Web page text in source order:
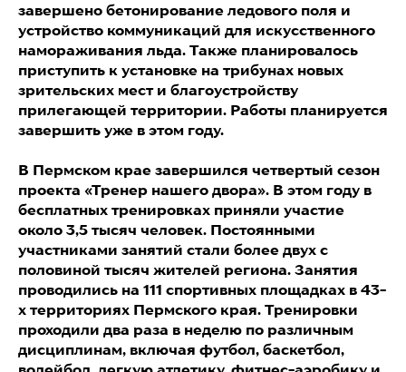
завершено бетонирование ледового поля и
устройство коммуникаций для искусственного
намораживания льда. Также планировалось
приступить к установке на трибунах новых
зрительских мест и благоустройству
прилегающей территории. Работы планируется
завершить уже в этом году.
В Пермском крае завершился четвертый сезон
проекта «Тренер нашего двора». В этом году в
бесплатных тренировках приняли участие
около 3,5 тысяч человек. Постоянными
участниками занятий стали более двух с
половиной тысяч жителей региона. Занятия
проводились на 111 спортивных площадках в 43-
х территориях Пермского края. Тренировки
проходили два раза в неделю по различным
дисциплинам, включая футбол, баскетбол,